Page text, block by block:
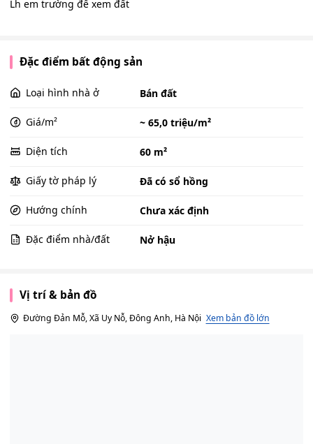
Lh em trường để xem đất
Đặc điểm bất động sản
Loại hình nhà ở Bán đất
Giá/m² ~ 65,0 triệu/m²
Diện tích 60 m²
Giấy tờ pháp lý Đã có sổ hồng
Hướng chính Chưa xác định
Đặc điểm nhà/đất Nở hậu
Vị trí & bản đồ
Đường Đản Mỗ, Xã Uy Nỗ, Đông Anh, Hà Nội Xem bản đồ lớn